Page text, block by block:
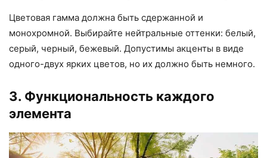
Цветовая гамма должна быть сдержанной и
монохромной. Выбирайте нейтральные оттенки: белый,
серый, черный, бежевый. Допустимы акценты в виде
одного-двух ярких цветов, но их должно быть немного.
3. Функциональность каждого
элемента